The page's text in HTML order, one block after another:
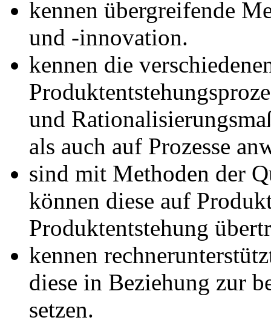
kennen übergreifende
und -innovation.
kennen die
und
als auch auf Prozesse
sind mit Methoden der
können diese auf
Produktentstehung
kennen
diese in Beziehung zur
setzen.